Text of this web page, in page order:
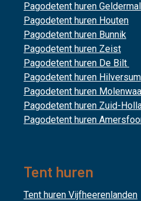
Pagodetent huren
Pagodetent huren Houten
Pagodetent huren Bunnik
Pagodetent huren Zeist
Pagodetent huren De Bilt
Pagodetent huren Hilversum
Pagodetent huren
Pagodetent huren Zuid-
Pagodetent huren
Tent huren
Tent huren Vijfheerenlanden